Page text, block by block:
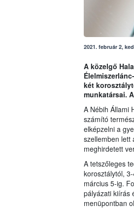
2021. február 2,
A közelgő
két
munkatársai.
A Nébih Állami
számító
elképzelni a
szellemben lett
meghirdetett
A tetszőleges
korosztálytól,
március 5-ig.
pályázati kiírás
menüpontban